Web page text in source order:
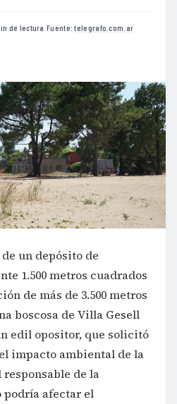
de lectura ·Fuente:telegrafo.com.ar
un depósito de
1.500 metros cuadrados
de más de 3.500 metros
boscosa de Villa Gesell
edil opositor, que solicitó
impacto ambiental de la
de la
afectar el